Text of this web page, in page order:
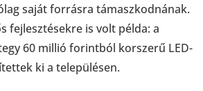
saját forrásra támaszkodnának.
fejlesztésekre is volt példa: a
60 millió forintból korszerű LED-
ki a településen.